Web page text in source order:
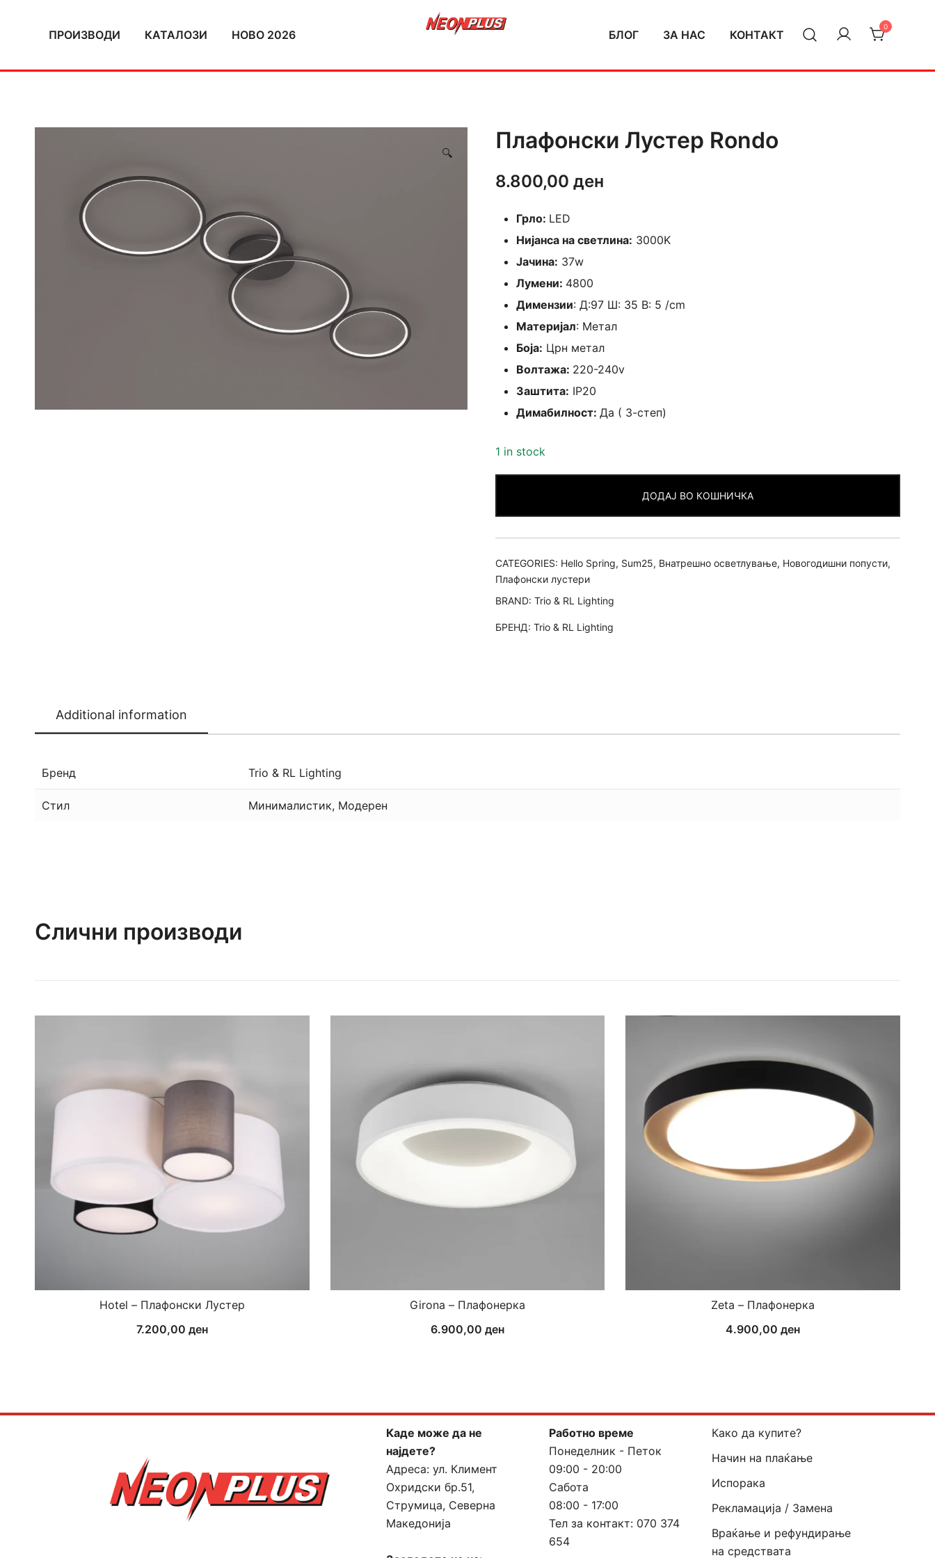
ПРОИЗВОДИ КАТАЛОЗИ НОВО 2026 БЛОГ ЗА НАС КОНТАКТ
0
🔍 Плафонски Лустер Rondo
8.800,00 ден
Грло: LED
Нијанса на светлина: 3000K
Јачина: 37w
Лумени: 4800
Димензии: Д:97 Ш: 35 B: 5 /cm
Материјал: Метал
Боја: Црн метал
Волтажа: 220-240v
Заштита: IP20
Димабилност: Да ( 3-степ)
1 in stock
ДОДАЈ ВО КОШНИЧКА
CATEGORIES: Hello Spring, Sum25, Внатрешно осветлување, Новогодишни попусти,
Плафонски лустери
BRAND: Trio & RL Lighting
БРЕНД: Trio & RL Lighting
Additional information
Бренд Trio & RL Lighting
Стил Минималистик, Модерен
Слични производи
Hotel – Плафонски Лустер
7.200,00 ден
Girona – Плафонерка
6.900,00 ден
Zeta – Плафонерка
4.900,00ден
Каде може да не
најдете?
Адреса: ул. Климент
Охридски бр.51,
Струмица, Северна
Македонија
Работно време
Понеделник - Петок
09:00 - 20:00
Сабота
08:00 - 17:00
Тел за контакт: 070 374
654
Како да купите?
Начин на плаќање
Испорака
Рекламација / Замена
Враќање и рефундирање
на средствата